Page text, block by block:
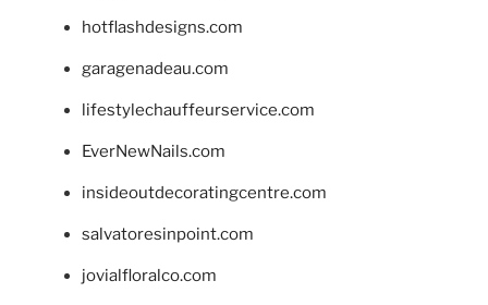
hotflashdesigns.com
garagenadeau.com
lifestylechauffeurservice.com
EverNewNails.com
insideoutdecoratingcentre.com
salvatoresinpoint.com
jovialfloralco.com